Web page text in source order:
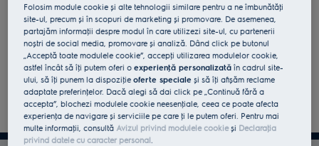
Folosim module cookie și alte tehnologii similare pentru a ne îmbunătăţi
site-ul, precum și în scopuri de marketing și promovare. De asemenea,
partajăm informaţii despre modul în care utilizezi site-ul, cu partenerii
noștri de social media, promovare și analiză. Dând click pe butonul
„Acceptă toate modulele cookie”, accepţi utilizarea modulelor cookie,
astfel încât să îţi putem oferi oexperienţă personalizată în cadrul site-
ului, să îţi punem la dispoziţieoferte speciale și să îţi afișăm reclame
adaptate preferinţelor. Dacă alegi să dai click pe „Continuă fără a
accepta”, blochezi modulele cookie neesenţiale, ceea ce poate afecta
experienţa de navigare și serviciile pe care ţi le putem oferi. Pentru mai
multe informaţii, consultă Avizul privind modulele cookieși Declaraţia
privind datele cu caracter personal.